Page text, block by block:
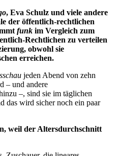
, Eva Schulz und viele andere
der öffentlich-rechtlichen
funk im Vergleich zum
Rechtlichen zu verteilen
obwohl sie
erreichen.
jeden Abend von zehn
– und andere
–, sind sie im täglichen
das wird sicher noch ein paar
weil der Altersdurchschnitt